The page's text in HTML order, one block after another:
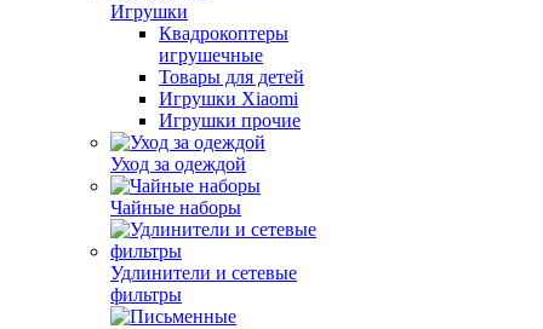
Игрушки
Квадрокоптеры
игрушечные
Товары для детей
Игрушки Xiaomi
Игрушки прочие
Уход за одеждой
Чайные наборы
Удлинители и сетевые
фильтры